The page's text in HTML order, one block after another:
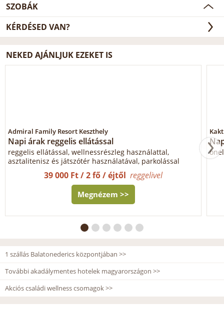
SZOBÁK
KÉRDÉSED VAN?
NEKED AJÁNLJUK EZEKET IS
Admiral Family Resort Keszthely
Napi árak reggelis ellátással
reggelis ellátással, wellnessrészleg használattal,
asztalitenisz és játszótér használatával, parkolással
39 000 Ft / 2 fő / éjtőlreggelivel
Megnézem >>
1 szállás Balatonederics központjában >>
További akadálymentes hotelek magyarországon >>
Akciós családi wellness csomagok >>